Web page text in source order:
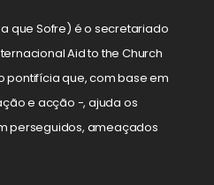
que Sofre) é o secretariado
Aid to the Church
pontifícia que, com base em
e acção -, ajuda os
perseguidos, ameaçados